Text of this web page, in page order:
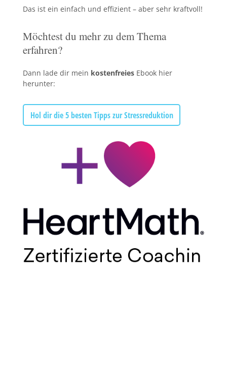
Das ist ein einfach und effizient – aber sehr kraftvoll!
Möchtest du mehr zu dem Thema
erfahren?
Dann lade dir mein kostenfreiesEbook hier
herunter:
Hol dir die 5 besten Tipps zur Stressreduktion